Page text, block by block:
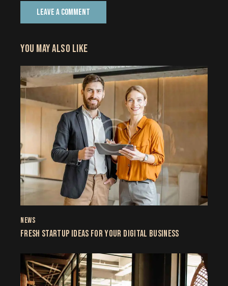
YOU MAY ALSO LIKE
NEWS
FRESH STARTUP IDEAS FOR YOUR DIGITAL BUSINESS